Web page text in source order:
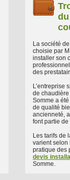
La société
choisie par
installer son
des
L’entreprise
de
Somme a
de qualité
ancienneté,
font partie
Les tarifs de
varient selon
pratique des
devis
Somme.